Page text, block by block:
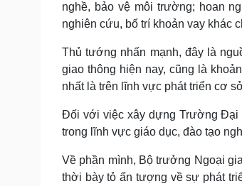
nghề, bảo vệ môi trường; hoan
nghiên cứu, bố trí khoản vay khác
Thủ tướng nhấn mạnh, đây là
giao thông hiện nay, cũng là
nhất là trên lĩnh vực phát triển cơ
Đối với việc xây dựng Trường Đại
trong lĩnh vực giáo dục, đào tạo
Về phần mình, Bộ trưởng Ngoại
thời bày tỏ ấn tượng về sự phát